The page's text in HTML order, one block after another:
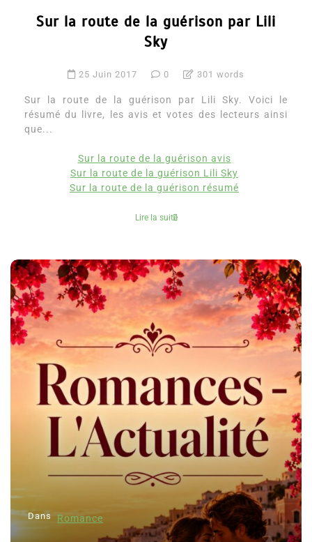
Sur la route de la guérison par Lili
Sky
25 Juin 2017 0 301 words
Sur la route de la guérison par Lili Sky. Voici le
résumé du livre, les avis et votes des lecteurs ainsi
que...
Sur la route de la guérison avis
Sur la route de la guérison Lili Sky
Sur la route de la guérison résumé
Lire la suite
Dans Romance